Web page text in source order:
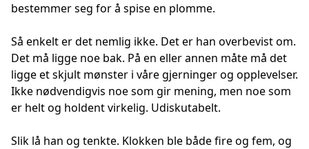
bestemmer seg for å spise en plomme.
Så enkelt er det nemlig ikke. Det er han overbevist om.
Det må ligge noe bak. På en eller annen måte må det
ligge et skjult mønster i våre gjerninger og opplevelser.
Ikke nødvendigvis noe som gir mening, men noe som
er helt og holdent virkelig. Udiskutabelt.
Slik lå han og tenkte. Klokken ble både fire og fem, og